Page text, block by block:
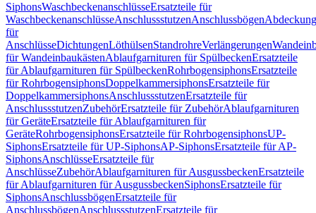
SiphonsWaschbeckenanschlüsseErsatzteile für
WaschbeckenanschlüsseAnschlussstutzenAnschlussbögen
für
AnschlüsseDichtungenLöthülsenStandrohreVerlängerungen
für WandeinbaukästenAblaufgarnituren für SpülbeckenErsatzteile
für Ablaufgarnituren für SpülbeckenRohrbogensiphonsErsatzteile
für RohrbogensiphonsDoppelkammersiphonsErsatzteile für
DoppelkammersiphonsAnschlussstutzenErsatzteile für
AnschlussstutzenZubehörErsatzteile für ZubehörAblaufgarnituren
für GeräteErsatzteile für Ablaufgarnituren für
GeräteRohrbogensiphonsErsatzteile für RohrbogensiphonsUP-
SiphonsErsatzteile für UP-SiphonsAP-SiphonsErsatzteile für AP-
SiphonsAnschlüsseErsatzteile für
AnschlüsseZubehörAblaufgarnituren für AusgussbeckenErsatzteile
für Ablaufgarnituren für AusgussbeckenSiphonsErsatzteile für
SiphonsAnschlussbögenErsatzteile für
AnschlussbögenAnschlussstutzenErsatzteile für